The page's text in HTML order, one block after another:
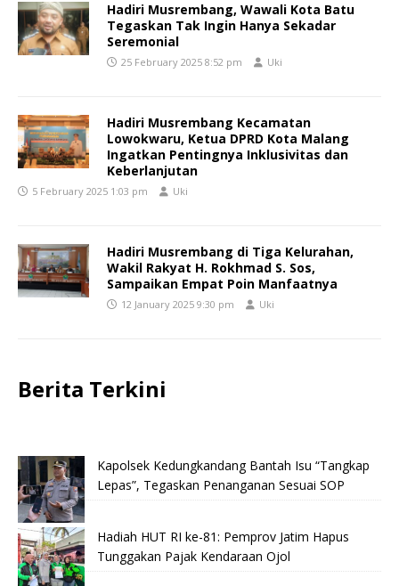
Hadiri Musrembang, Wawali Kota Batu
Tegaskan Tak Ingin Hanya Sekadar
Seremonial
25 February 2025 8:52 pm Uki
Hadiri Musrembang Kecamatan
Lowokwaru, Ketua DPRD Kota Malang
Ingatkan Pentingnya Inklusivitas dan
Keberlanjutan
5 February 2025 1:03 pm Uki
Hadiri Musrembang di Tiga Kelurahan,
Wakil Rakyat H. Rokhmad S. Sos,
Sampaikan Empat Poin Manfaatnya
12 January 2025 9:30 pm Uki
Berita Terkini
Kapolsek Kedungkandang Bantah Isu “Tangkap
Lepas”, Tegaskan Penanganan Sesuai SOP
Hadiah HUT RI ke-81: Pemprov Jatim Hapus
Tunggakan Pajak Kendaraan Ojol